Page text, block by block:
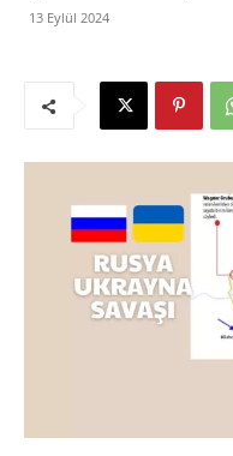
13 Eylül 2024